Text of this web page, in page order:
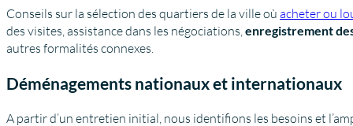
Conseils sur la sélection des quartiers de la ville où acheter ou
des visites, assistance dans les négociations, enregistrement
autres formalités connexes.
Déménagements nationaux et internationaux
A partir d’un entretien initial, nous identifions les besoins et